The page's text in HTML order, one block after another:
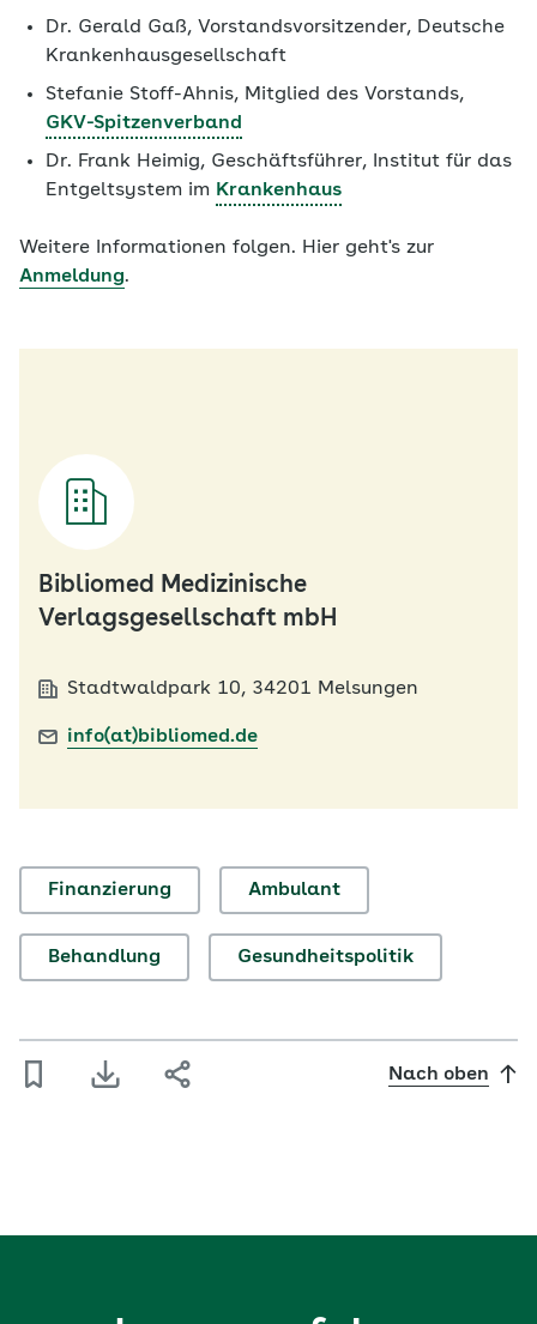
Dr. Gerald Gaß, Vorstandsvorsitzender, Deutsche
Krankenhausgesellschaft
Stefanie Stoff-Ahnis, Mitglied des Vorstands,
GKV-Spitzenverband
Dr. Frank Heimig, Geschäftsführer, Institut für das
Entgeltsystem im Krankenhaus
Weitere Informationen folgen. Hier geht's zur
Anmeldung.
Bibliomed Medizinische
Verlagsgesellschaft mbH
Stadtwaldpark 10, 34201 Melsungen
info(at)bibliomed.de
Finanzierung Ambulant
Behandlung Gesundheitspolitik
Nach oben